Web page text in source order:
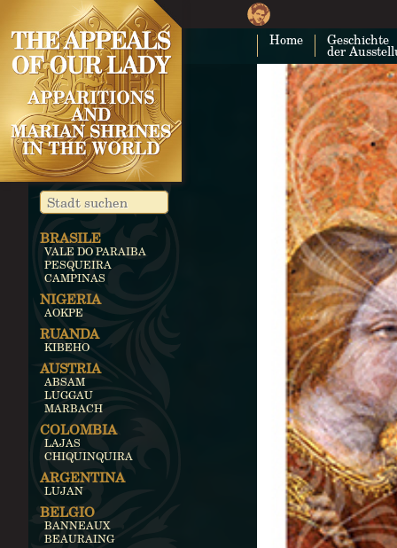
Home Geschichte
der
BRASILE
VALE DO PARAIBA
PESQUEIRA
CAMPINAS
NIGERIA
AOKPE
RUANDA
KIBEHO
AUSTRIA
ABSAM
LUGGAU
MARBACH
COLOMBIA
LAJAS
CHIQUINQUIRA
ARGENTINA
LUJAN
BELGIO
BANNEAUX
BEAURAING